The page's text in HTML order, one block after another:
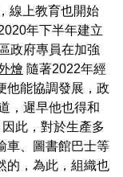
線上教育也開始
年下半年建立
政府專員在加強
燴 隨著2022年經
他能協調發展，政
，遲早他也得和
因此，對於生產多
車、圖書館巴士等
的，為此，組織也